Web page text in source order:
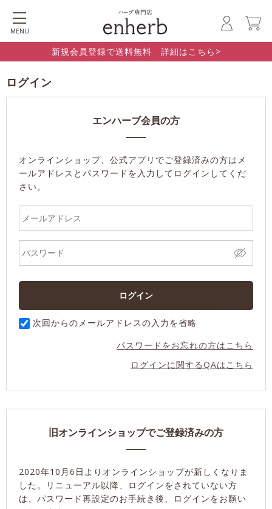
MENU
新規会員登録で送料無料 詳細はこちら>
ログイン
エンハーブ会員の方
オンラインショップ、公式アプリでご登録済みの方はメ
ールアドレスとパスワードを入力してログインしてくだ
さい。
次回からのメールアドレスの入力を省略
パスワードをお忘れの方はこちら
ログインに関するQAはこちら
旧オンラインショップでご登録済みの方
2020年10月6日よりオンラインショップが新しくなりま
した。
リニューアル以降、ログインをされていない方
は、パスワード再設定のお手続き後、ログインをお願い